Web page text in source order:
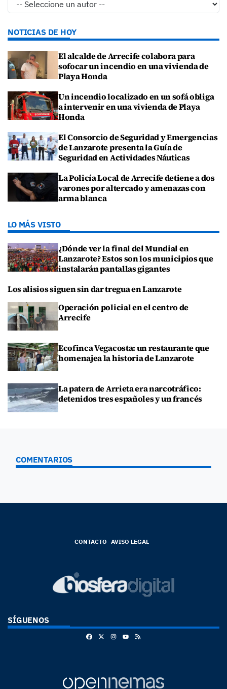
NOTICIAS DE HOY
El alcalde de Arrecife colabora para
sofocar un incendio en una vivienda de
Playa Honda
Un incendio localizado en un sofá obliga
a intervenir en una vivienda de Playa
Honda
El Consorcio de Seguridad y Emergencias
de Lanzarote presenta la Guía de
Seguridad en Actividades Náuticas
La Policía Local de Arrecife detiene a dos
varones por altercado y amenazas con
arma blanca
LO MÁS VISTO
¿Dónde ver la final del Mundial en
Lanzarote? Estos son los municipios que
instalarán pantallas gigantes
Los alisios siguen sin dar tregua en Lanzarote
Operación policial en el centro de
Arrecife
Ecofinca Vegacosta: un restaurante que
homenajea la historia de Lanzarote
La patera de Arrieta era narcotráfico:
detenidos tres españoles y un francés
COMENTARIOS
CONTACTO AVISO LEGAL
SÍGUENOS
FacebookInstagram